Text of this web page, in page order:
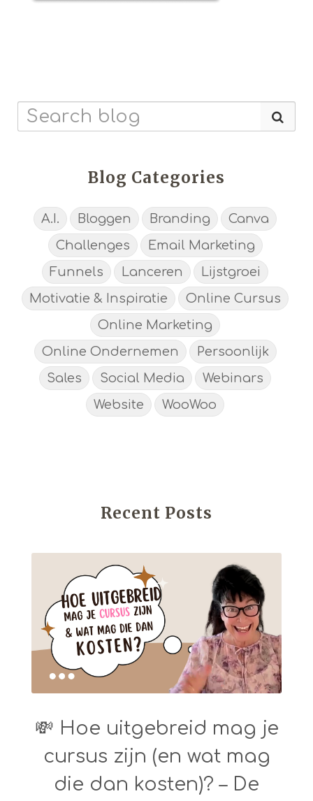
Blog Categories
A.I. Bloggen Branding
Canva
Challenges
Email Marketing
Funnels
Lanceren
Lijstgroei
Motivatie & Inspiratie
Online Cursus
Online Marketing
Online Ondernemen
Persoonlijk
Sales
Social Media
Webinars
Website
WooWoo
Recent Posts
💸 Hoe uitgebreid mag je
cursus zijn (en wat mag
die dan kosten)? – De